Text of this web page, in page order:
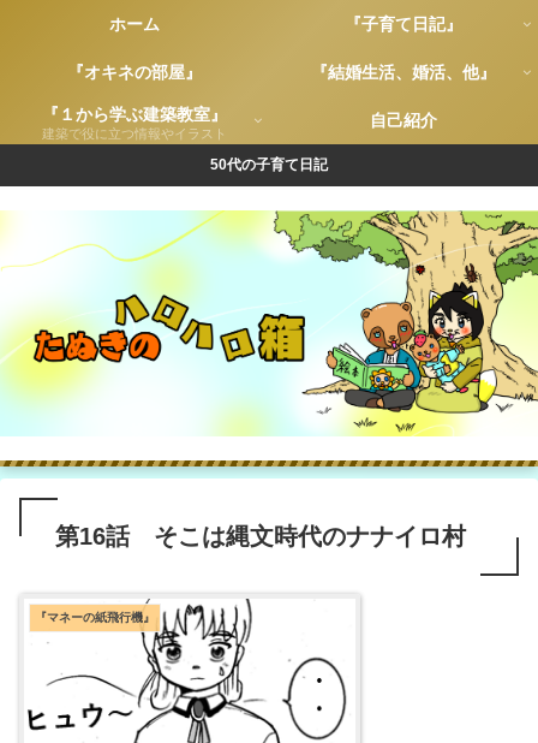
50代の子育て日記
ホーム 『子育て日記』
『オキネの部屋』 『結婚生活、婚活、他』
『１から学ぶ建築教室』
建築で役に立つ情報やイラスト
自己紹介
第16話 そこは縄文時代のナナイロ村
『マネーの紙飛行機』